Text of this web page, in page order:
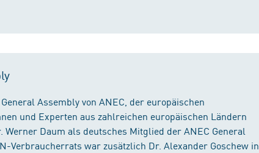
Assembly von ANEC, der europäischen
und Experten aus zahlreichen europäischen Ländern
Daum als deutsches Mitglied der ANEC General
Verbraucherrats war zusätzlich Dr. Alexander Goschew in